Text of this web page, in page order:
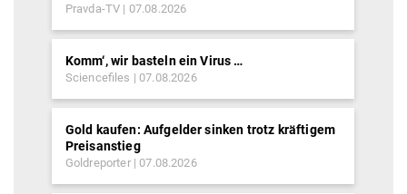
Pravda-TV 07.08.2026
Komm‘, wir basteln ein Virus …
Sciencefiles 07.08.2026
Gold kaufen: Aufgelder sinken trotz kräftigem
Preisanstieg
Goldreporter 07.08.2026